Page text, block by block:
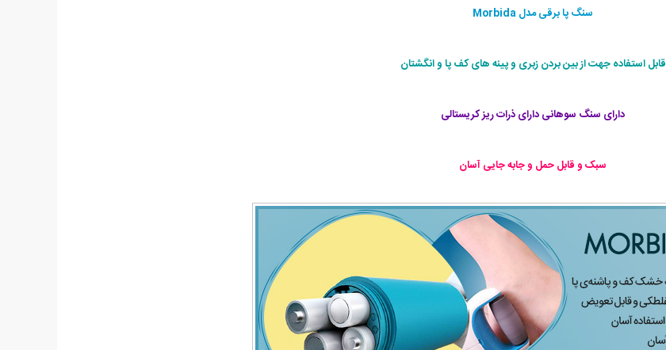
سنگ پا برقی مدل Morbida
قابل استفاده جهت از بین بردن زبری و پینه های کف پا و انگشتان
دارای سنگ سوهانی دارای ذرات ریز کریستالی
سبک و قابل حمل و جابه جایی آسان